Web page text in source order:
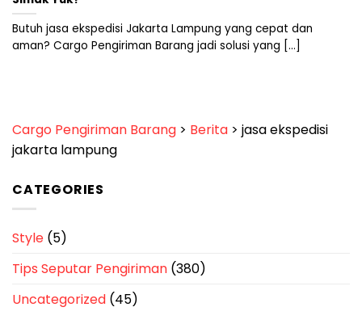
Butuh jasa ekspedisi Jakarta Lampung yang cepat dan
aman? Cargo Pengiriman Barang jadi solusi yang [...]
Cargo Pengiriman Barang > Berita > jasa ekspedisi
jakarta lampung
CATEGORIES
Style (5)
Tips Seputar Pengiriman (380)
Uncategorized (45)